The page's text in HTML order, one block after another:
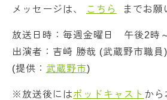
メッセージは、
こちら までお願
放送日時：毎週金曜日 午後2時
出演者：吉崎 勝哉 (武蔵野市職員)
(提供： 武蔵野市)
※放送後にはポッドキャスト から